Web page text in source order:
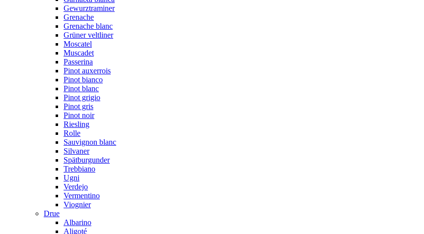
Gewurztraminer
Grenache
Grenache blanc
Grüner veltliner
Moscatel
Muscadet
Passerina
Pinot auxerrois
Pinot bianco
Pinot blanc
Pinot grigio
Pinot gris
Pinot noir
Riesling
Rolle
Sauvignon blanc
Silvaner
Spätburgunder
Trebbiano
Ugni
Verdejo
Vermentino
Viognier
Drue
Albarino
Aligoté